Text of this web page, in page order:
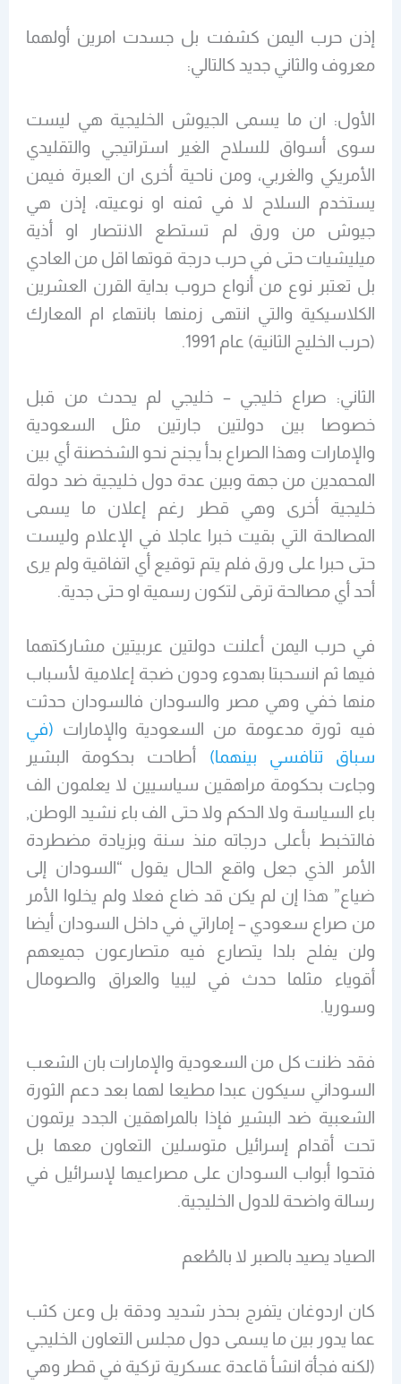
إذن حرب اليمن كشفت بل جسدت امرين أولهما
معروف والثاني جديد كالتالي:
الأول: ان ما يسمى الجيوش الخليجية هي ليست
سوى أسواق للسلاح الغير استراتيجي والتقليدي
الأمريكي والغربي، ومن ناحية أخرى ان العبرة فيمن
يستخدم السلاح لا في ثمنه او نوعيته، إذن هي
جيوش من ورق لم تستطع الانتصار او أذية
ميليشيات حتى في حرب درجة قوتها اقل من العادي
بل تعتبر نوع من أنواع حروب بداية القرن العشرين
الكلاسيكية والتي انتهى زمنها بانتهاء ام المعارك
(حرب الخليج الثانية) عام 1991.
الثاني: صراع خليجي – خليجي لم يحدث من قبل
خصوصا بين دولتين جارتين مثل السعودية
والإمارات وهذا الصراع بدأ يجنح نحو الشخصنة أي بين
المحمدين من جهة وبين عدة دول خليجية ضد دولة
خليجية أخرى وهي قطر رغم إعلان ما يسمى
المصالحة التي بقيت خبرا عاجلا في الإعلام وليست
حتى حبرا على ورق فلم يتم توقيع أي اتفاقية ولم يرى
أحد أي مصالحة ترقى لتكون رسمية او حتى جدية.
في حرب اليمن أعلنت دولتين عربيتين مشاركتهما
فيها ثم انسحبتا بهدوء ودون ضجة إعلامية لأسباب
منها خفي وهي مصر والسودان فالسودان حدثت
فيه ثورة مدعومة من السعودية والإمارات (في
سباق تنافسي بينهما) أطاحت بحكومة البشير
وجاءت بحكومة مراهقين سياسيين لا يعلمون الف
باء السياسة ولا الحكم ولا حتى الف باء نشيد الوطن,
فالتخبط بأعلى درجاته منذ سنة وبزيادة مضطردة
الأمر الذي جعل واقع الحال يقول “السودان إلى
ضياع” هذا إن لم يكن قد ضاع فعلا ولم يخلوا الأمر
من صراع سعودي – إماراتي في داخل السودان أيضا
ولن يفلح بلدا يتصارع فيه متصارعون جميعهم
أقوياء مثلما حدث في ليبيا والعراق والصومال
وسوريا.
فقد ظنت كل من السعودية والإمارات بان الشعب
السوداني سيكون عبدا مطيعا لهما بعد دعم الثورة
الشعبية ضد البشير فإذا بالمراهقين الجدد يرتمون
تحت أقدام إسرائيل متوسلين التعاون معها بل
فتحوا أبواب السودان على مصراعيها لإسرائيل في
رسالة واضحة للدول الخليجية.
الصياد يصيد بالصبر لا بالطُعم
كان اردوغان يتفرج بحذر شديد ودقة بل وعن كثب
عما يدور بين ما يسمى دول مجلس التعاون الخليجي
(لكنه فجأة انشأ قاعدة عسكرية تركية في قطر وهي